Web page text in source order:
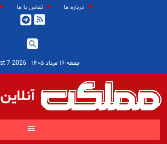
درباره ما تماس با ما
جمعه ۱۶ مرداد ۱۴۰۵ |
2026 August 7
آنلاین